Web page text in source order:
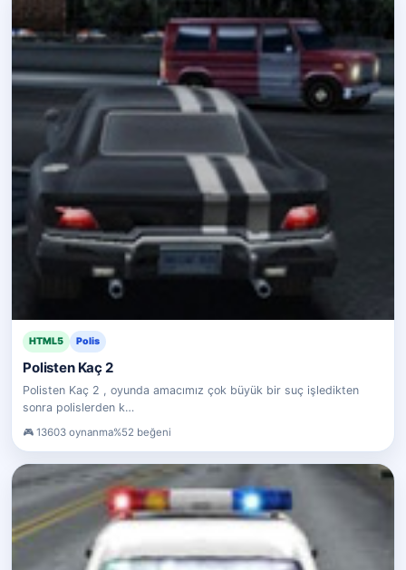
HTML5 Polis
Polisten Kaç 2
Polisten Kaç 2 , oyunda amacımız çok büyük bir suç işledikten
sonra polislerden k…
13603 oynanma%52 beğeni